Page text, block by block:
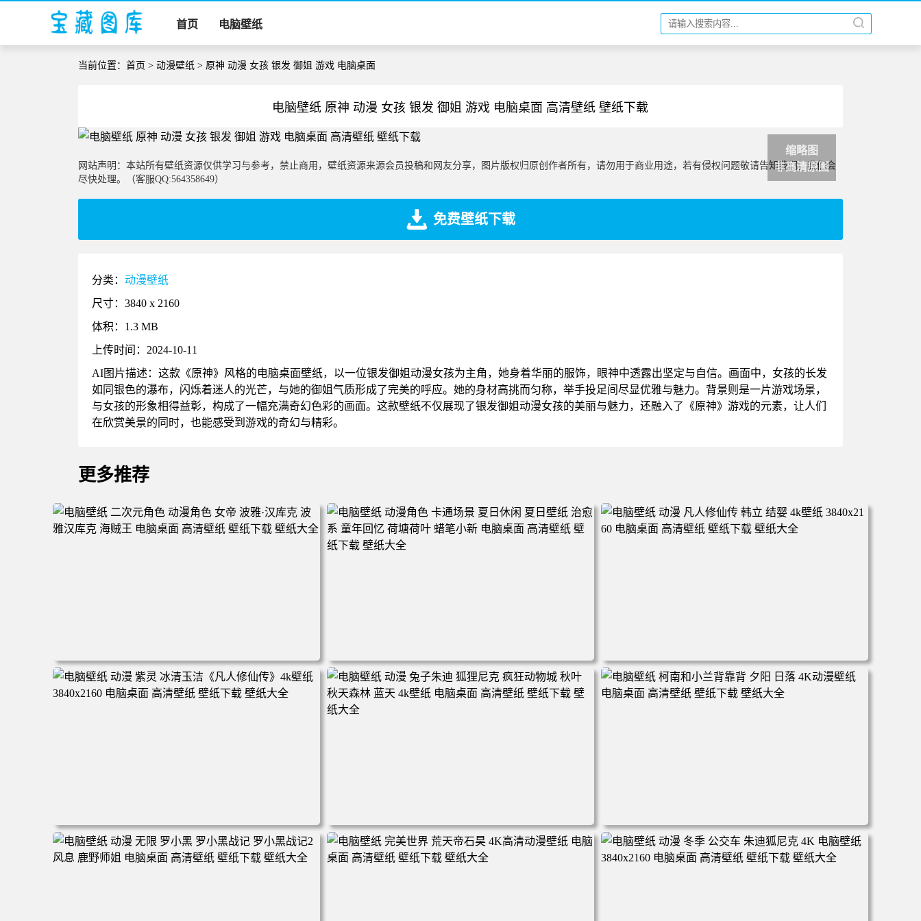
首页 电脑壁纸
当前位置：首页 >动漫壁纸 > 原神 动漫 女孩 银发 御姐 游戏 电脑桌面
电脑壁纸 原神 动漫 女孩 银发 御姐 游戏 电脑桌面 高清壁纸 壁纸下载
缩略图
非高清原图
网站声明：本站所有壁纸资源仅供学习与参考，禁止商用，壁纸资源来源会员投稿和网友分享，图片版权归原创作者所有，请勿用于商业用途，若有侵权问题敬请告知我们，我们会
尽快处理。（客服QQ:564358649）
免费壁纸下载
分类：动漫壁纸
尺寸：3840 x 2160
体积：1.3 MB
上传时间：2024-10-11
AI图片描述：这款《原神》风格的电脑桌面壁纸，以一位银发御姐动漫女孩为主角，她身着华丽的服饰，眼神中透露出坚定与自信。画面中，女孩的长发
如同银色的瀑布，闪烁着迷人的光芒，与她的御姐气质形成了完美的呼应。她的身材高挑而匀称，举手投足间尽显优雅与魅力。背景则是一片游戏场景，
与女孩的形象相得益彰，构成了一幅充满奇幻色彩的画面。这款壁纸不仅展现了银发御姐动漫女孩的美丽与魅力，还融入了《原神》游戏的元素，让人们
在欣赏美景的同时，也能感受到游戏的奇幻与精彩。
更多推荐
电脑壁纸 二次元角色 动漫角色 女帝 波雅·汉库克 波雅汉库
克 海贼王 电脑桌面 高清壁纸 壁纸下载 壁纸大全
电脑壁纸 动漫角色 卡通场景 夏日休闲 夏日壁纸 治愈系 童
年回忆 荷塘荷叶 蜡笔小新 电脑桌面 高清壁纸 壁纸下载 壁
纸大全
电脑壁纸 动漫 凡人修仙传 韩立 结婴 4k壁纸 3840x2160 电
脑桌面 高清壁纸 壁纸下载 壁纸大全
电脑壁纸 动漫 紫灵 冰清玉洁《凡人修仙传》4k壁纸 3840x2
160 电脑桌面 高清壁纸 壁纸下载 壁纸大全
电脑壁纸 动漫 兔子朱迪 狐狸尼克 疯狂动物城 秋叶 秋天森
林 蓝天 4k壁纸 电脑桌面 高清壁纸 壁纸下载 壁纸大全
电脑壁纸 柯南和小兰背靠背 夕阳 日落 4K动漫壁纸 电脑桌
面 高清壁纸 壁纸下载 壁纸大全